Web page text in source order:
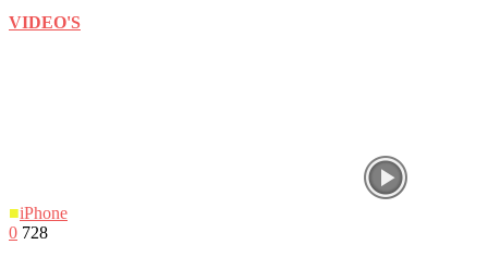
VIDEO'S
■iPhone
0 728